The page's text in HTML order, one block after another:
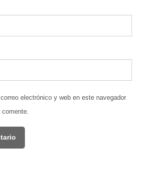
electrónico y web en este navegador